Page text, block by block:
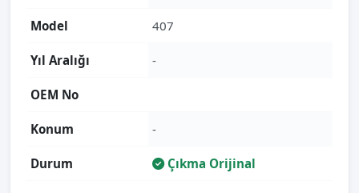
Model 407
Yıl Aralığı -
OEM No
Konum -
Durum Çıkma Orijinal